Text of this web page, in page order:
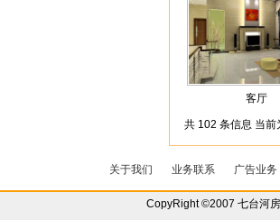
客厅
共 102 条信息 当前
关于我们 业务联系 广告业务
CopyRight ©2007 七台河